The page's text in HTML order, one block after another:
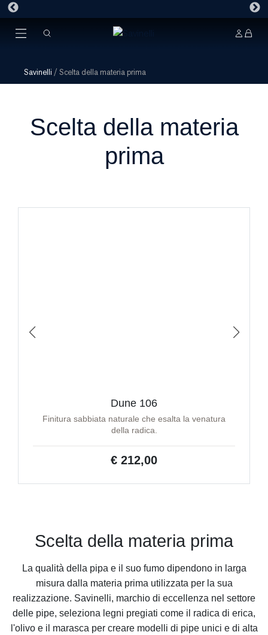
Savinelli / Scelta della materia prima
Scelta della materia
prima
Dune 106
Finitura sabbiata naturale che esalta la venatura
della radica.
€ 212,00
Scelta della materia prima
La qualità della pipa e il suo fumo dipendono in larga
misura dalla materia prima utilizzata per la sua
realizzazione. Savinelli, marchio di eccellenza nel settore
delle pipe, seleziona legni pregiati come il radica di erica,
l'olivo e il marasca per creare modelli di pipe unici e di alta